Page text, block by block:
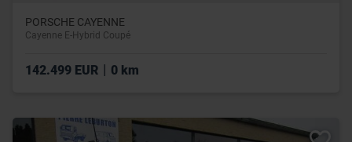
PORSCHE CAYENNE
Cayenne E-Hybrid Coupé
142.499 EUR | 0 km